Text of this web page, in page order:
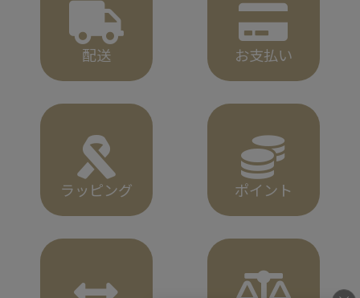
配送 お支払い
ラッピング ポイント